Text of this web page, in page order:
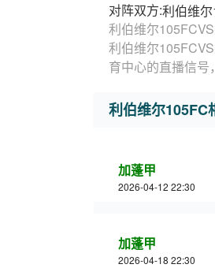
对阵双方:利伯维
利伯维尔
利伯维尔
育中心的直播信号
利伯维尔105FC
加蓬甲
2026-04-12 22:30
加蓬甲
2026-04-18 22:30